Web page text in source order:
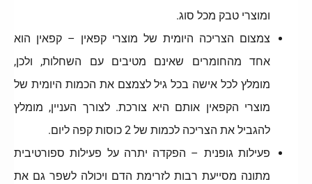
ומוצרי טבק מכל סוג.
צמצום הצריכה היומית של מוצרי קפאין – קפאין הוא
אחד מהחומרים שאינם מטיבים עם השחלות, ולכן,
מומלץ לכל אישה בכל גיל לצמצם את הכמות היומית של
מוצרי הקפאין אותם היא צורכת. לצורך העניין, מומלץ
להגביל את הצריכה לכמות של 2 כוסות קפה ליום.
פעילות גופנית – הפקדה יתרה על פעילות ספורטיבית
מתונה מסייעת רבות לזרימת הדם ויכולה לשפר גם את